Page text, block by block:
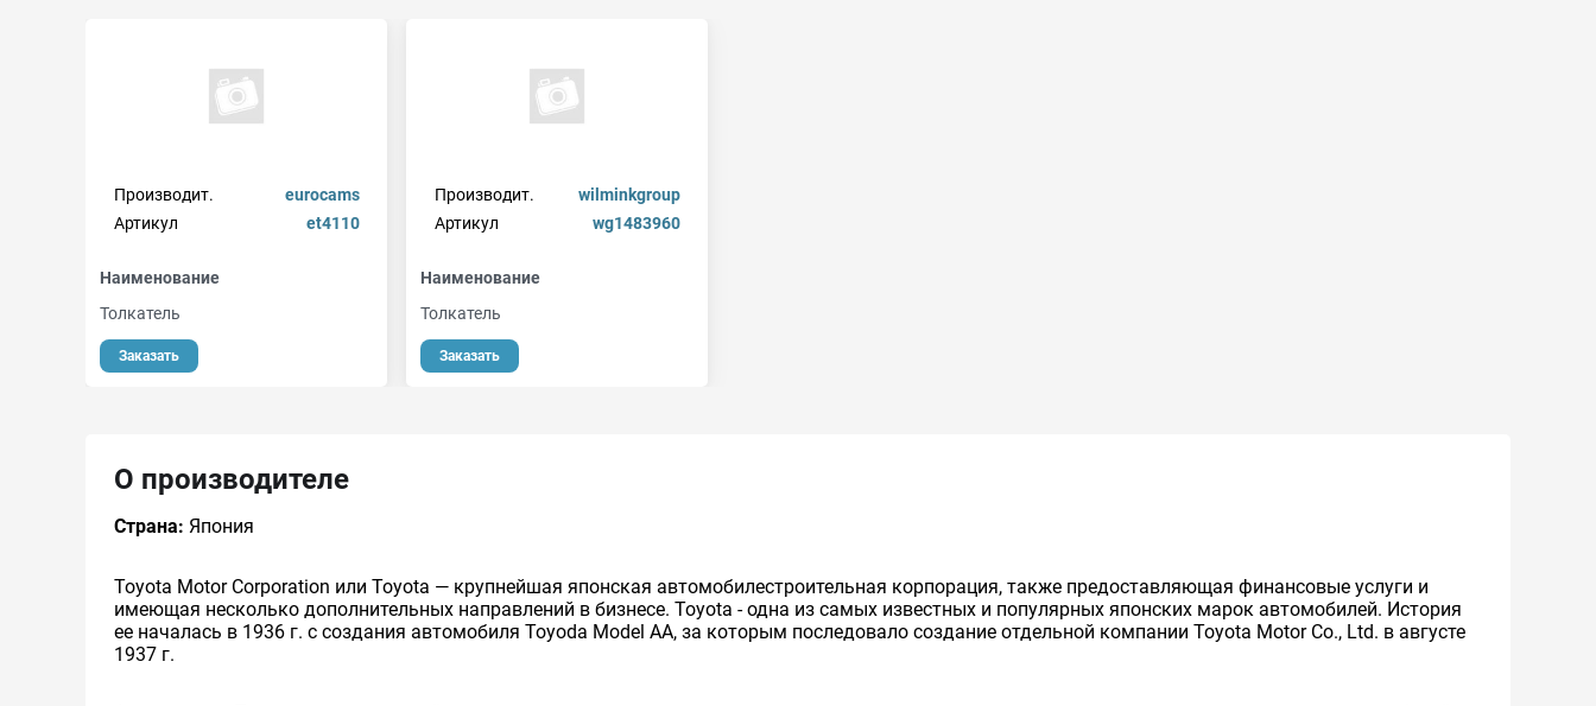
Производит.
eurocams
Артикул
et4110
Наименование
Толкатель
Заказать
Производит.
wilminkgroup
Артикул
wg1483960
Наименование
Толкатель
Заказать
О производителе
Страна: Япония
Toyota Motor Corporation или Toyota — крупнейшая японская автомобилестроительная корпорация, также предоставляющая финансовые услуги и
имеющая несколько дополнительных направлений в бизнесе. Toyota - одна из самых известных и популярных японских марок автомобилей. История
ее началась в 1936 г. с создания автомобиля Toyoda Model AA, за которым последовало создание отдельной компании Toyota Motor Co., Ltd. в августе
1937 г.